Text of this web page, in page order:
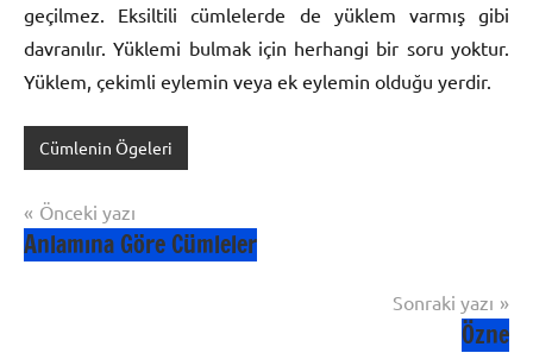
geçilmez. Eksiltili cümlelerde de yüklem varmış gibi
davranılır. Yüklemi bulmak için herhangi bir soru yoktur.
Yüklem, çekimli eylemin veya ek eylemin olduğu yerdir.
Cümlenin Ögeleri
Yazı
gezinmesi
Önceki yazı
Anlamına Göre Cümleler
Sonraki yazı
Özne